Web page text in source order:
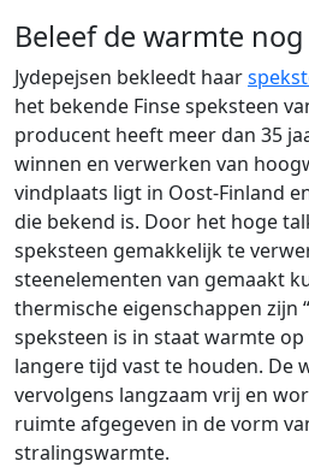
Beleef de warmte
Jydepejsen bekleedt haar
het bekende Finse speksteen
producent heeft meer dan 35
winnen en verwerken van
vindplaats ligt in Oost-Finland
die bekend is. Door het hoge
speksteen gemakkelijk te
steenelementen van gemaakt
thermische eigenschappen zijn
speksteen is in staat warmte
langere tijd vast te houden. De
vervolgens langzaam vrij en
ruimte afgegeven in de vorm
stralingswarmte.